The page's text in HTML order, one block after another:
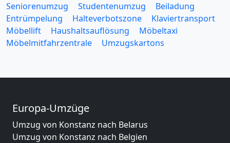
Seniorenumzug
Studentenumzug
Beiladung
Entrümpelung
Halteverbotszone
Klaviertransport
Möbellift
Haushaltsauflösung
Möbeltaxi
Möbelmitfahrzentrale
Umzugskartons
Europa-Umzüge
Umzug von Konstanz nach Belarus
Umzug von Konstanz nach Belgien